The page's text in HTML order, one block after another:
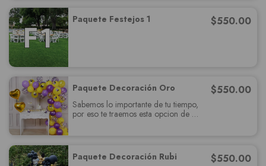
Paquete Festejos 1 $550.00
Paquete Decoración Oro $550.00
Sabemos lo importante de tu tiempo,
por eso te traemos esta opcion de
Paquete Decoración Rubi
$550.00